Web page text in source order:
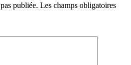
publiée. Les champs obligatoires